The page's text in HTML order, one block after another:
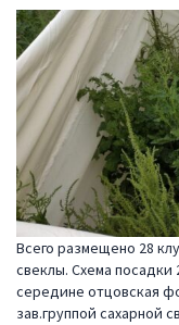
Всего размещено 28
свеклы. Схема посадки
середине отцовская
зав.группой сахарной